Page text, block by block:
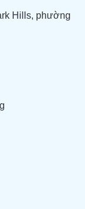
Hills, phường